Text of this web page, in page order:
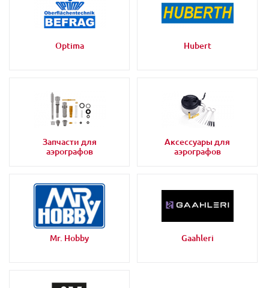
Optima Hubert
Запчасти для
аэрографов
Аксессуары для
аэрографов
Mr. Hobby Gaahleri